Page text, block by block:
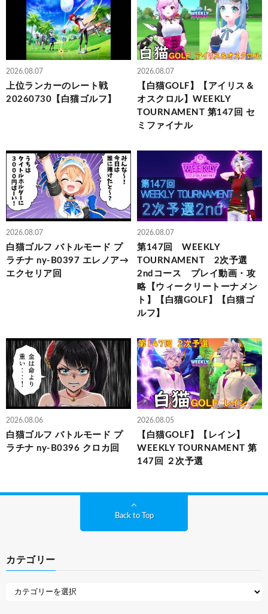
2026.08.07
上位ランカーのレート戦
20260730【白猫ゴルフ】
2026.08.07
【白猫GOLF】【アイリス＆
オスクロル】WEEKLY
TOURNAMENT 第147回 セ
ミファイナル
2026.08.07
白猫ゴルフ バトルモード プ
ラチナ ny-B0397 エレノア→
エクセリア回
2026.08.07
第147回 WEEKLY
TOURNAMENT 2次予選
2ndコース プレイ動画・攻
略【ウィークリートーナメン
ト】【白猫GOLF】【白猫ゴ
ルフ】
2026.08.06
白猫ゴルフ バトルモード プ
ラチナ ny-B0396 クロカ回
2026.08.05
【白猫GOLF】【レイン】
WEEKLY TOURNAMENT 第
147回 ２次予選
Back to Top
カテゴリー